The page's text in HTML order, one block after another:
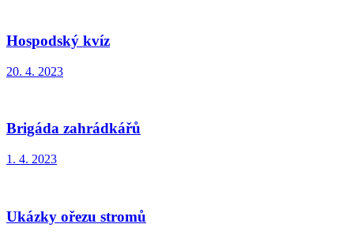
Hospodský kvíz
20. 4. 2023
Brigáda zahrádkářů
1. 4. 2023
Ukázky ořezu stromů